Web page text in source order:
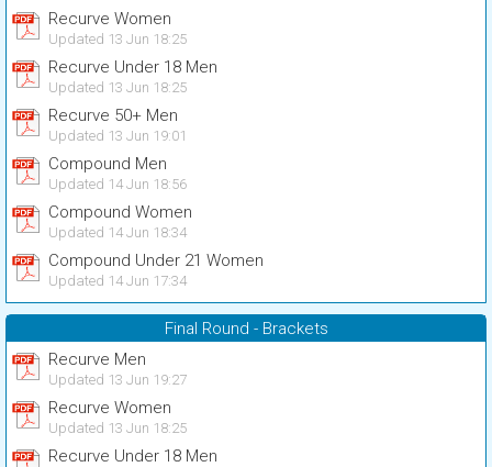
Recurve Women
Updated 13 Jun 18:25
Recurve Under 18 Men
Updated 13 Jun 18:25
Recurve 50+ Men
Updated 13 Jun 19:01
Compound Men
Updated 14 Jun 18:56
Compound Women
Updated 14 Jun 18:34
Compound Under 21 Women
Updated 14 Jun 17:34
Final Round - Brackets
Recurve Men
Updated 13 Jun 19:27
Recurve Women
Updated 13 Jun 18:25
Recurve Under 18 Men